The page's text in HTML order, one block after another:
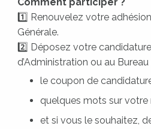
Comment participer ?
1️⃣ Renouvelez votre
Générale.
2️⃣ Déposez votre
d’Administration ou au
le coupon de
quelques mots sur votre
et si vous le souhaitez,